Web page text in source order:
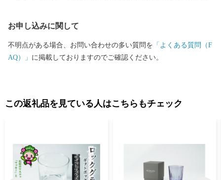
る「高安千塚（たかやすせんづか）古墳群」」は全国的にも知ら
れています。 ＜ものづくりのまち＞ 中小企業を中心に、高度な技
術力と製品開発力を誇る「ものづくりのまち」です。 全国トップ
すます活力にあふれています。 八尾の特産 ＜八尾えだまめ＞ 八
＜八尾若ごぼう＞ 全国でもトップクラスの出荷量で、食物繊維や
鉄分、カルシウム、ルチンを多く含み、健康食材としても注目を
浴びています。「葉ごぼう」とも呼ばれ、葉・茎・根を丸ごと食
お申し込みに関して
不明点がある場合、お問い合わせの多い質問を 「よくある質問（F
AQ）」 に掲載しておりますのでご確認ください。
この返礼品を見ている人はこちらもチェック